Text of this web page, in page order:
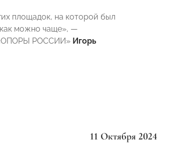
площадок, на которой был
как можно чаще», —
«ОПОРЫ РОССИИ» Игорь
11 Октября 2024